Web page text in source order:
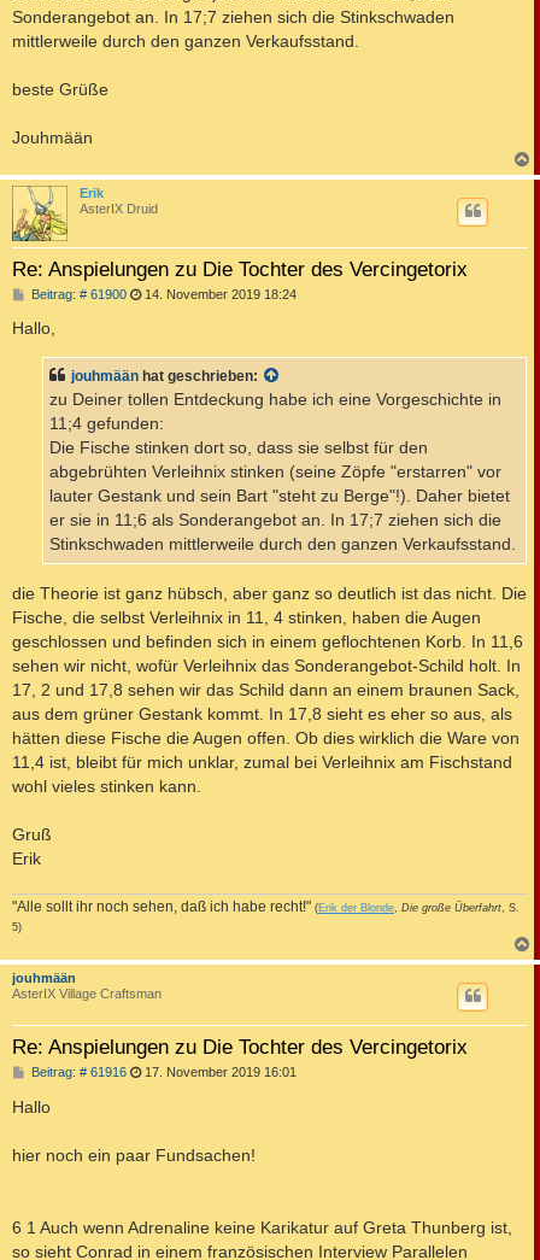
Sonderangebot an. In 17;7 ziehen sich die Stinkschwaden
mittlerweile durch den ganzen Verkaufsstand.
beste Grüße
Jouhmään
a
Erik
AsterIX Druid
Re: Anspielungen zu Die Tochter des Vercingetorix
Beitrag: # 61900B
r
a
14. November 2019 18:24
Hallo,
jouhmään hat geschrieben:
zu Deiner tollen Entdeckung habe ich eine Vorgeschichte in
11;4 gefunden:
Die Fische stinken dort so, dass sie selbst für den
abgebrühten Verleihnix stinken (seine Zöpfe "erstarren" vor
lauter Gestank und sein Bart "steht zu Berge"!). Daher bietet
er sie in 11;6 als Sonderangebot an. In 17;7 ziehen sich die
Stinkschwaden mittlerweile durch den ganzen Verkaufsstand.
die Theorie ist ganz hübsch, aber ganz so deutlich ist das nicht. Die
Fische, die selbst Verleihnix in 11, 4 stinken, haben die Augen
geschlossen und befinden sich in einem geflochtenen Korb. In 11,6
sehen wir nicht, wofür Verleihnix das Sonderangebot-Schild holt. In
17, 2 und 17,8 sehen wir das Schild dann an einem braunen Sack,
aus dem grüner Gestank kommt. In 17,8 sieht es eher so aus, als
hätten diese Fische die Augen offen. Ob dies wirklich die Ware von
11,4 ist, bleibt für mich unklar, zumal bei Verleihnix am Fischstand
wohl vieles stinken kann.
Gruß
Erik
"Alle sollt ihr noch sehen, daß ich habe recht!" (Erik der Blonde, Die große Überfahrt, S.
5)
a
jouhmään
AsterIX Village Craftsman
Re: Anspielungen zu Die Tochter des Vercingetorix
Beitrag: # 61916B
g
17. November 2019 16:01
Hallo
hier noch ein paar Fundsachen!
6 1 Auch wenn Adrenaline keine Karikatur auf Greta Thunberg ist,
so sieht Conrad in einem französischen Interview Parallelen